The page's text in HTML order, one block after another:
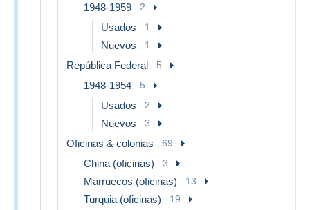
1948-1959 2
Usados 1
Nuevos 1
República Federal 5
1948-1954 5
Usados 2
Nuevos 3
Oficinas & colonias 69
China (oficinas) 3
Marruecos (oficinas) 13
Turquia (oficinas) 19